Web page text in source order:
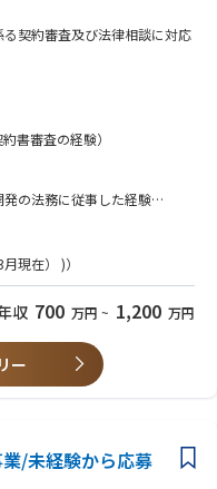
メージ＞
助などを通じて、経営層に近
えています。 また、部下育
る組織づくりにも携わってい
安全衛生の向上など、社員が
会社 全体を支える中核メンバ
ります。
契約審査及び法律相談に対応
法律相談。
クスキル。
護士などの外部専門家と連携
、適切に事態を収拾する紛争
書審査の経験）
発の法務に従事した経験
に従事した経験
現在） )）
収 700 万円 ~ 1,200 万円
ー
/未経験から応募